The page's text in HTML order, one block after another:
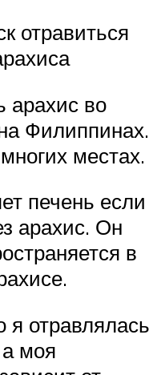
отравиться
арахис во
Филиппинах.
местах.
печень если
арахис. Он
в
отравлялась
моя